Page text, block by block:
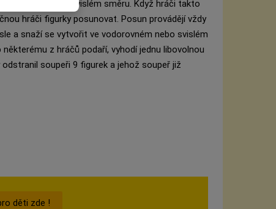
nebo svislém směru. Když hráči takto
hráči figurky posunovat. Posun provádějí vždy
a snaží se vytvořit ve vodorovném nebo svislém
z hráčů podaří, vyhodí jednu libovolnou
soupeři 9 figurek a jehož soupeř již
děti zde !